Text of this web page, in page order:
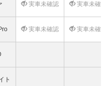
実車未確認 実車未確
実車未確認 実車未確
ト